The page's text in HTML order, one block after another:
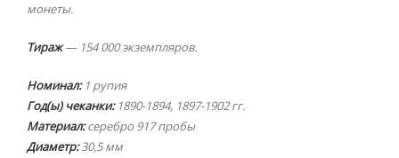
монеты.
Тираж— 154 000 экземпляров.
Номинал:1 рупия
Год(ы) чеканки:1890-1894, 1897-1902 гг.
Материал:серебро 917 пробы
Диаметр:30,5 мм